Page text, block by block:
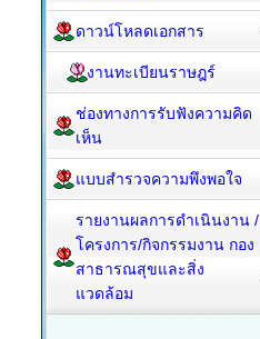
ดาวน์โหลดเอกสาร
งานทะเบียนราษฎร์
ช่องทางการรับฟังความคิด
เห็น
แบบสำรวจความพึงพอใจ
รายงานผลการดำเนินงาน /
โครงการ/กิจกรรมงาน กอง
สาธารณสุขและสิ่ง
แวดล้อม